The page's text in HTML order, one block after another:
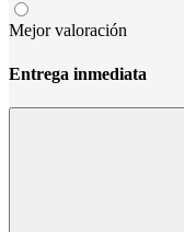
Mejor valoración
Entrega inmediata